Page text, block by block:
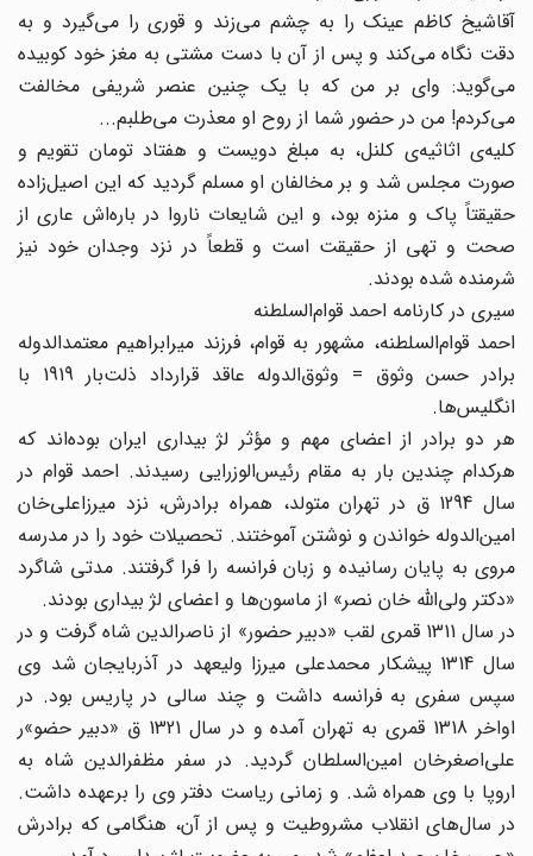
آقاشیخ کاظم عینک را به چشم می‌زند و قوری را می‌گیرد و به
دقت نگاه می‌کند و پس از آن با دست مشتی به مغز خود کوبیده
می‌گوید: وای بر من که با یک چنین عنصر شریفی مخالفت
می‌کردم! من در حضور شما از روح او معذرت می‌طلبم...
کلیه‌ی اثاثیه‌ی کلنل، به مبلغ دویست و هفتاد تومان تقویم و
صورت مجلس شد و بر مخالفان او مسلم گردید که این اصیل‌زاده
حقیقتاً پاک و منزه بود، و این شایعات ناروا در باره‌اش عاری از
صحت و تهی از حقیقت است و قطعاً در نزد وجدان خود نیز
شرمنده شده بودند.
سیری در کارنامه احمد قوام‌السلطنه
احمد قوام‌السلطنه، مشهور به قوام، فرزند میرابراهیم معتمد‌الدوله
برادر حسن وثوق = وثوق‌الدوله عاقد قرارداد ذلت‌بار 1919 با
انگلیس‌ها.
هر دو برادر از اعضای مهم و مؤثر لژ بیداری ایران بوده‌اند که
هرکدام چندین بار به مقام رئیس‌الوزرایی رسیدند. احمد قوام در
سال 1294 ق در تهران متولد، همراه برادرش، نزد میرزاعلی‌خان
امین‌الدوله خواندن و نوشتن آموختند. تحصیلات خود را در مدرسه
مروی به پایان رسانیده و زبان فرانسه را فرا گرفتند. مدتی شاگرد
«دکتر ولی‌الله خان نصر» از ماسون‌ها و اعضای لژ بیداری بودند.
در سال 1311 قمری لقب «دبیر حضور» از ناصرالدین شاه گرفت و در
سال 1314 پیشکار محمدعلی میرزا ولیعهد در آذربایجان شد وی
سپس سفری به فرانسه داشت و چند سالی در پاریس بود. در
اواخر 1318 قمری به تهران آمده و در سال 1321 ق «دبیر حضو»ر
علی‌اصغرخان امین‌السلطان گردید. در سفر مظفر‌الدین شاه به
اروپا با وی همراه شد. و زمانی ریاست دفتر وی را برعهده داشت.
در سال‌های انقلاب مشروطیت و پس از آن، هنگامی که برادرش